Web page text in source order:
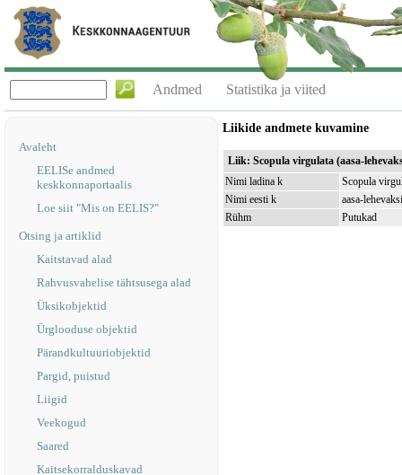
Andmed Statistika ja viited
Avaleht
EELISe andmed
keskkonnaportaalis
Loe siit "Mis on EELIS?"
Otsing ja artiklid
Kaitstavad alad
Rahvusvahelise tähtsusega alad
Üksikobjektid
Ürglooduse objektid
Pärandkultuuriobjektid
Pargid, puistud
Liigid
Veekogud
Saared
Kaitsekorralduskavad
Liikide andmete kuvamine
Liik: Scopula virgulata (aasa-
Nimi ladina k
Scopula
Nimi eesti k
aasa-
Rühm
Putukad